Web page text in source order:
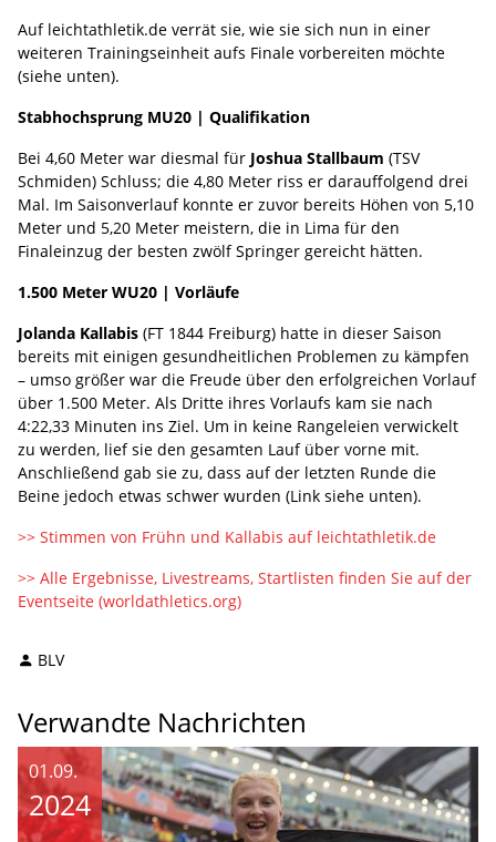
Auf leichtathletik.de verrät sie, wie sie sich nun in einer
weiteren Trainingseinheit aufs Finale vorbereiten möchte
(siehe unten).
Stabhochsprung MU20 | Qualifikation
Bei 4,60 Meter war diesmal für Joshua Stallbaum (TSV
Schmiden) Schluss; die 4,80 Meter riss er darauffolgend drei
Mal. Im Saisonverlauf konnte er zuvor bereits Höhen von 5,10
Meter und 5,20 Meter meistern, die in Lima für den
Finaleinzug der besten zwölf Springer gereicht hätten.
1.500 Meter WU20 | Vorläufe
Jolanda Kallabis (FT 1844 Freiburg) hatte in dieser Saison
bereits mit einigen gesundheitlichen Problemen zu kämpfen
– umso größer war die Freude über den erfolgreichen Vorlauf
über 1.500 Meter. Als Dritte ihres Vorlaufs kam sie nach
4:22,33 Minuten ins Ziel. Um in keine Rangeleien verwickelt
zu werden, lief sie den gesamten Lauf über vorne mit.
Anschließend gab sie zu, dass auf der letzten Runde die
Beine jedoch etwas schwer wurden (Link siehe unten).
>> Stimmen von Frühn und Kallabis auf leichtathletik.de
>> Alle Ergebnisse, Livestreams, Startlisten finden Sie auf der
Eventseite (worldathletics.org)
BLV
Verwandte Nachrichten
01.09.
2024